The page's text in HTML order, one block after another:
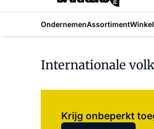
OndernemenAssortimentWinkel
Internationale
Krijg onbeperkt